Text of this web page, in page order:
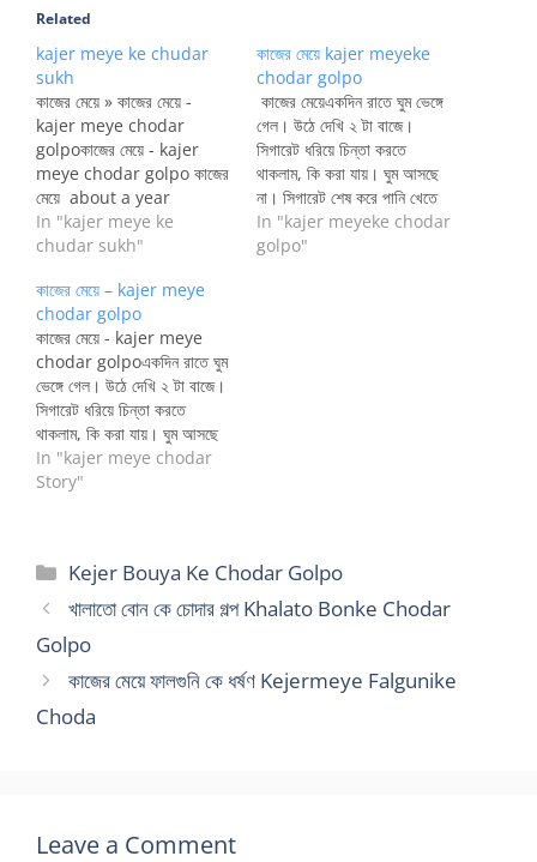
Related
kajer meye ke chudar
sukh
কাজের মেয়ে » কাজের মেয়ে -
kajer meye chodar
golpoকাজের মেয়ে - kajer
meye chodar golpo কাজের
মেয়ে about a year
agoএকদিন রাতে ঘুম ভেঙ্গে গেল।
উঠে দেখি ২ টা বাজে। সিগারেট
যায়। ঘুম আসছে না। সিগারেট শেষ
করে পানি খেতে ড্রইয়িং রুমে
গেলাম। পানি…
In "kajer meye ke
chudar sukh"
কাজের মেয়ে kajer meyeke
chodar golpo
কাজের মেয়েএকদিন রাতে ঘুম ভেঙ্গে
গেল। উঠে দেখি ২ টা বাজে।
সিগারেট ধরিয়ে চিন্তা করতে
থাকলাম, কি করা যায়। ঘুম আসছে
না। সিগারেট শেষ করে পানি খেতে
ড্রইয়িং রুমে গেলাম। পানি ঢাল্লাম,
খেলাম। খেয়ে যেই ফিরব, দেখি
In "kajer meyeke chodar
golpo"
কাজের মেয়ে – kajer meye
chodar golpo
কাজের মেয়ে - kajer meye
chodar golpoএকদিন রাতে ঘুম
ভেঙ্গে গেল। উঠে দেখি ২ টা বাজে।
সিগারেট ধরিয়ে চিন্তা করতে
থাকলাম, কি করা যায়। ঘুম আসছে
না। সিগারেট শেষ করে পানি খেতে
ড্রইয়িং রুমে গেলাম। পানি ঢাল্লাম,
In "kajer meye chodar
Story"
Categories
Kejer Bouya Ke Chodar Golpo
খালাতো বোন কে চোদার গল্প Khalato Bonke Chodar
Golpo
কাজের মেয়ে ফালগুনি কে ধর্ষণ Kejermeye Falgunike
Choda
Leave a Comment